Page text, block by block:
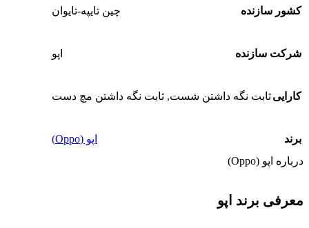
کشور سازنده چین تایپه-تایوان
شرکت سازنده اپو
کاراییثابت نگه داشتن شست, ثابت نگه داشتن مچ دست
برند
اپو (Oppo)
درباره اپو (Oppo)
معرفی برند اپو